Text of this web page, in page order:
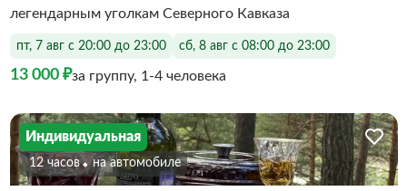
легендарным уголкам Северного Кавказа
пт, 7 авг с 20:00 до 23:00 сб, 8 авг с 08:00 до 23:00
13 000 ₽за группу, 1-4 человека
Индивидуальная
12 часов На автомобиле